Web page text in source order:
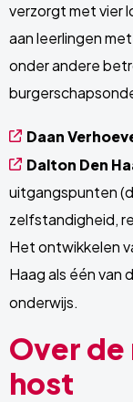
verzorgt met vier
aan leerlingen
onder andere
Daan
Dalton Den
uitgangspunten
zelfstandigheid,
Het ontwikkelen
Haag als één van
onderwijs.
Over
host